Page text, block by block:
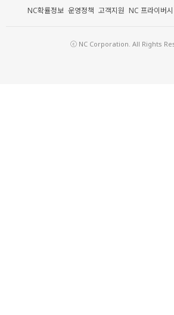
NC확률정보 운영정책 고객지원 NC 프라이버
ⓒ NC Corporation. All Rights